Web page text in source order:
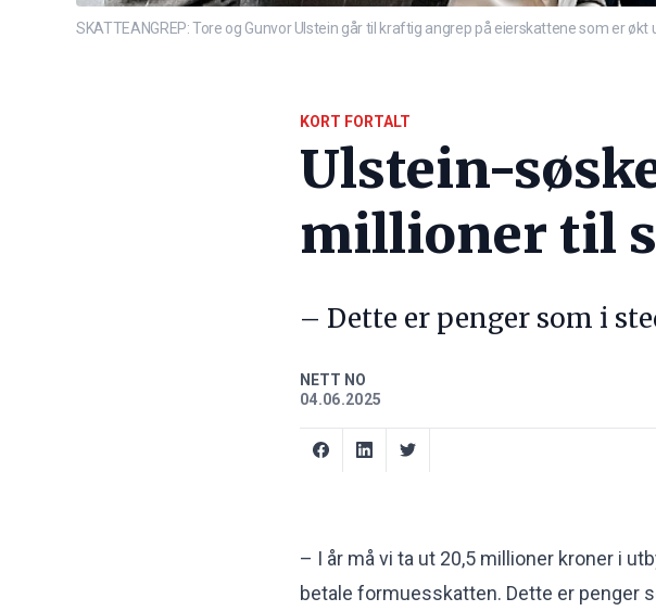
SKATTEANGREP: Tore og Gunvor Ulstein går til kraftig angrep på eierskattene som er
KORT FORTALT
Ulstein-
millioner til
– Dette er penger som i
NETT NO
04.06.2025
– I år må vi ta ut 20,5 millioner kroner i
betale formuesskatten. Dette er penger